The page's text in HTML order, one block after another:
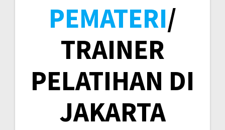
PEMATERI/
TRAINER
PELATIHAN DI
JAKARTA